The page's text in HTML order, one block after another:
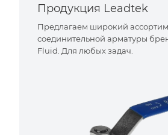
Продукция Leadtek
Предлагаем широкий
соединительной арматуры
Fluid. Для любых задач.